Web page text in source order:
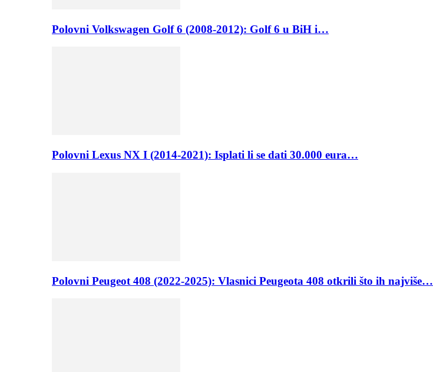
Polovni Volkswagen Golf 6 (2008-2012): Golf 6 u BiH i…
Polovni Lexus NX I (2014-2021): Isplati li se dati 30.000 eura…
Polovni Peugeot 408 (2022-2025): Vlasnici Peugeota 408 otkrili što ih najviše…